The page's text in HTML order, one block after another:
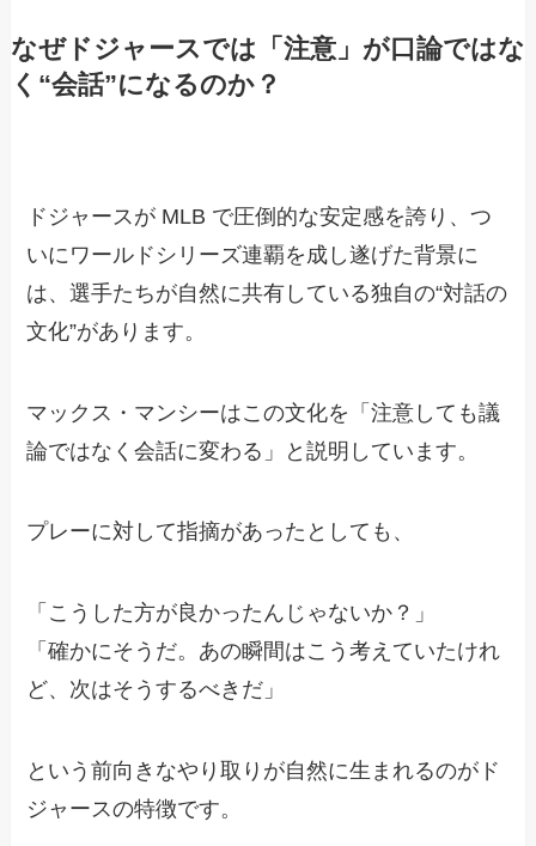
なぜドジャースでは「注意」が口論ではな
く“会話”になるのか？
ドジャースが MLB で圧倒的な安定感を誇り、つ
いにワールドシリーズ連覇を成し遂げた背景に
は、選手たちが自然に共有している独自の“対話の
文化”があります。
マックス・マンシーはこの文化を「注意しても議
論ではなく会話に変わる」と説明しています。
プレーに対して指摘があったとしても、
「こうした方が良かったんじゃないか？」
「確かにそうだ。あの瞬間はこう考えていたけれ
ど、次はそうするべきだ」
という前向きなやり取りが自然に生まれるのがド
ジャースの特徴です。